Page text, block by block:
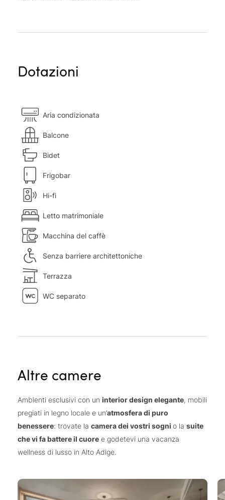
Dotazioni
Aria condizionata
Balcone
Bidet
Frigobar
Hi-fi
Letto matrimoniale
Macchina del caffè
Senza barriere architettoniche
Terrazza
WC separato
Altre camere
Ambienti esclusivi con un interior design elegante, mobili
pregiati in legno locale e un’atmosfera di puro
benessere: trovate la camera dei vostri sogni o la suite
che vi fa battere il cuore e godetevi una vacanza
wellness di lusso in Alto Adige.